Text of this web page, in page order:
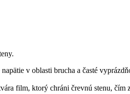
v oblasti brucha a časté
film, ktorý chráni črevnú stenu, čím